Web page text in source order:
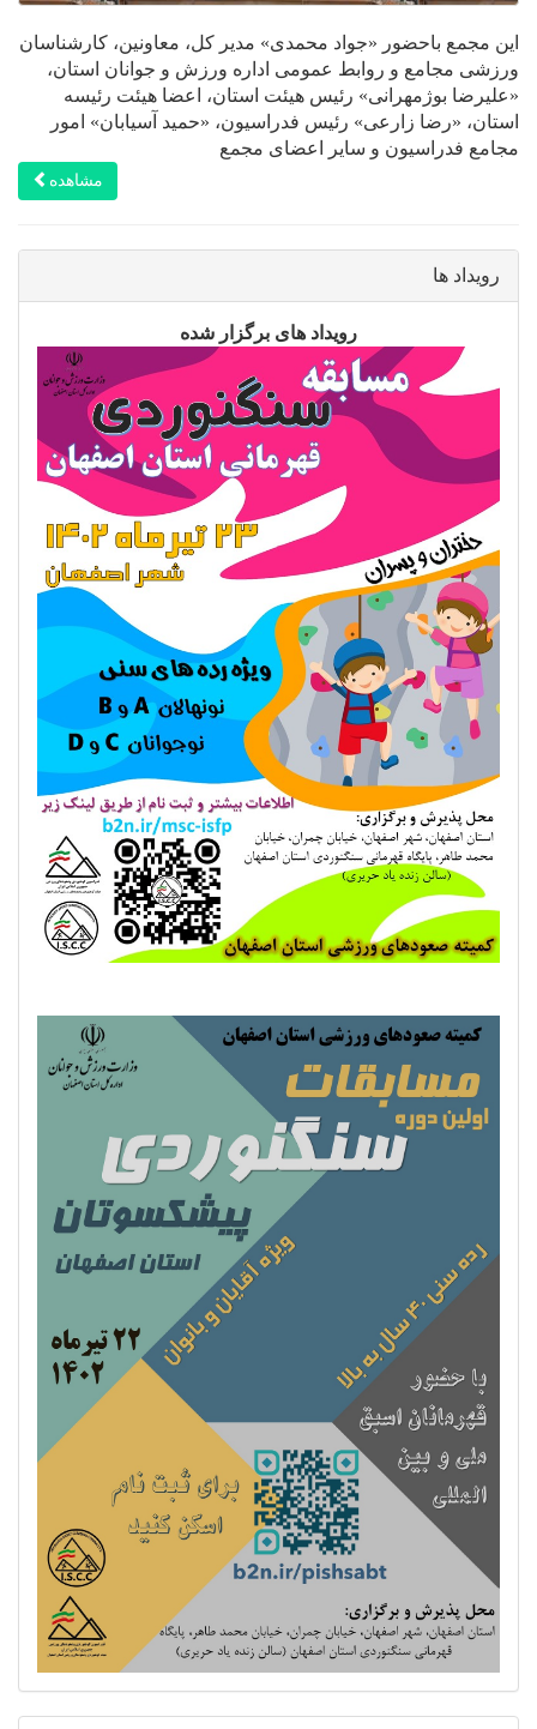
این مجمع باحضور «جواد محمدی» مدیر کل، معاونین، کارشناسان
ورزشی مجامع و روابط عمومی اداره ورزش و جوانان استان،
«علیرضا بوژمهرانی» رئیس ه‍یئت استان، اعضا هیئت رئیسه
استان، «رضا زارعی» رئیس فدراسیون، «حمید آسیابان» امور
مجامع فدراسیون و سایر اعضای مجمع
مشاهده
رویداد ها
رویداد های برگزار شده